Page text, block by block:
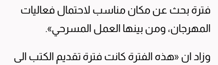
فترة بحث عن مكان مناسب لاحتمال فعاليات
المهرجان، ومن بينها العمل المسرحي».
وزاد ان «هذه الفترة كانت فترة تقديم الكتب الى